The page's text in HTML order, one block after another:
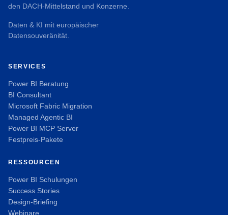
den DACH-Mittelstand und Konzerne.
Daten & KI mit europäischer
Datensouveränität.
SERVICES
Power BI Beratung
BI Consultant
Microsoft Fabric Migration
Managed Agentic BI
Power BI MCP Server
Festpreis-Pakete
RESSOURCEN
Power BI Schulungen
Success Stories
Design-Briefing
Webinare